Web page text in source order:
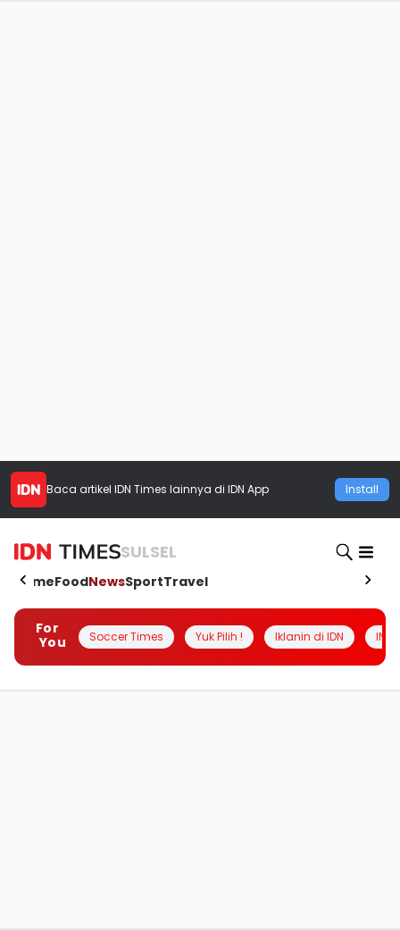
Baca artikel IDN Times lainnya di IDN App Install
SULSEL
HomeFoodNewsSportTravel
For
You
Soccer Times Yuk Pilih ! Iklanin di IDN